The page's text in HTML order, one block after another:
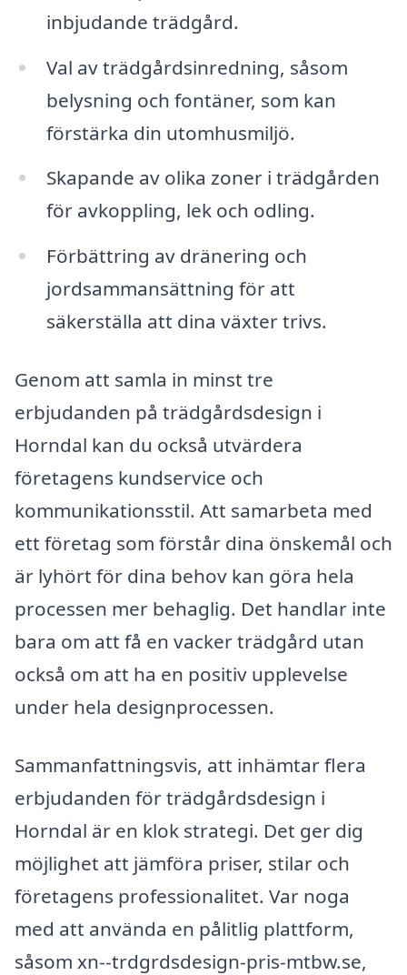
inbjudande trädgård.
Val av trädgårdsinredning, såsom
belysning och fontäner, som kan
förstärka din utomhusmiljö.
Skapande av olika zoner i trädgården
för avkoppling, lek och odling.
Förbättring av dränering och
jordsammansättning för att
säkerställa att dina växter trivs.
Genom att samla in minst tre
erbjudanden på trädgårdsdesign i
Horndal kan du också utvärdera
företagens kundservice och
kommunikationsstil. Att samarbeta med
ett företag som förstår dina önskemål och
är lyhört för dina behov kan göra hela
processen mer behaglig. Det handlar inte
bara om att få en vacker trädgård utan
också om att ha en positiv upplevelse
under hela designprocessen.
Sammanfattningsvis, att inhämtar flera
erbjudanden för trädgårdsdesign i
Horndal är en klok strategi. Det ger dig
möjlighet att jämföra priser, stilar och
företagens professionalitet. Var noga
med att använda en pålitlig plattform,
såsom xn--trdgrdsdesign-pris-mtbw.se,